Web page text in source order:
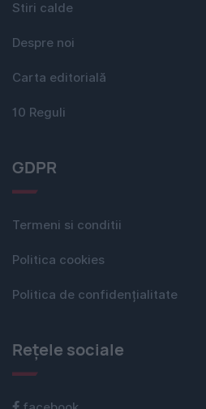
Stiri calde
Despre noi
Carta editorială
10 Reguli
GDPR
Termeni si conditii
Politica cookies
Politica de confidențialitate
Rețele sociale